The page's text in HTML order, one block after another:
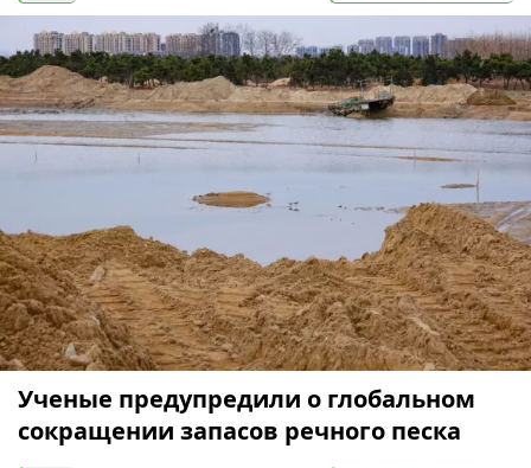
Ученые предупредили о глобальном
сокращении запасов речного песка